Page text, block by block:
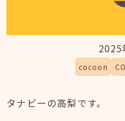
2025
cocoon
タナビーの高梨です。